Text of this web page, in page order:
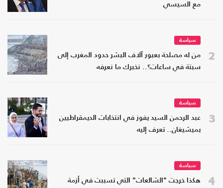
مع السيسي
2
سياسة
من له مصلحة بعبور آلاف البشر حدود المغرب إلى
سبتة في ساعات؟.. نخبرك ما نعرفه
3
سياسة
عبد الرحمن السيد يفوز في انتخابات الديمقراطيين
بميشيغان.. تعرف إليه
4
سياسة
هكذا خرجت "الشائعات" التي تسببت في أزمة